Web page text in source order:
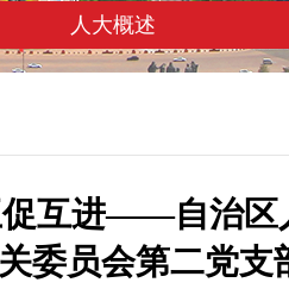
人大概述
互进——自治区
委员会第二党